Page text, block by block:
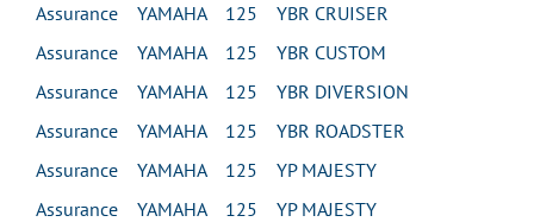
Assurance YAMAHA 125 YBR CRUISER
Assurance YAMAHA 125 YBR CUSTOM
Assurance YAMAHA 125 YBR DIVERSION
Assurance YAMAHA 125 YBR ROADSTER
Assurance YAMAHA 125 YP MAJESTY
Assurance YAMAHA 125 YP MAJESTY